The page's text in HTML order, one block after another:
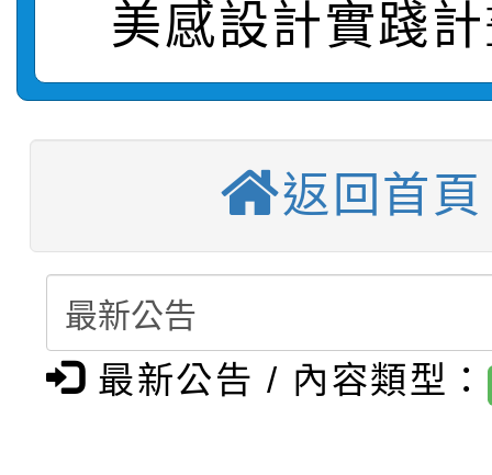
表
敬師藝文競賽』實施計
【甄選結果(第11招)】
學年度第1學期第7次代
【甄選結果(第3招)】
結果(第3招)
學年度第1學期第9次
結果(第4招)
【甄選結果(第12招)】
學年度第1學期第7次代
結果(第12招)
轉知：桃園市115學年
賽及師生本土語及新住
賽實施要點
轉知：「桃園市115學
比賽實施要點」
轉知：「115年金融知
美感設計實踐
返回首頁
最新公告 / 內容類型：